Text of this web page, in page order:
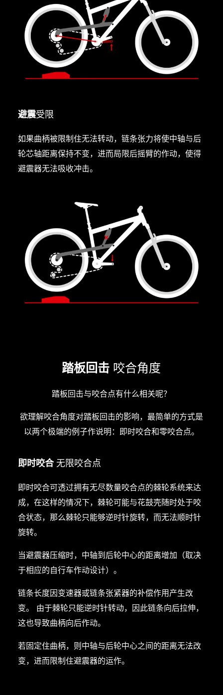
避震受限
如果曲柄被限制住无法转动，链条张力将使中轴与后
轮芯轴距离保持不变，进而局限后摇臂的作动，使得
避震器无法吸收冲击。
踏板回击 咬合角度
踏板回击与咬合点有什么相关呢？
欲理解咬合角度对踏板回击的影响，最简单的方式是
以两个极端的例子作说明：即时咬合和零咬合点。
即时咬合 无限咬合点
即时咬合可透过拥有无尽数量咬合点的棘轮系统来达
成，在这样的情况下，棘轮可能与花鼓壳随时处于咬
合状态，那么棘轮只能够逆时针旋转，而无法顺时针
旋转。
当避震器压缩时，中轴到后轮中心的距离增加（取决
于相应的自行车作动设计）。
链条长度因变速器或链条张紧器的补偿作用产生改
变。 由于棘轮只能逆时针转动，因此链条向后拉伸，
这也导致曲柄向后作动。
若固定住曲柄，则中轴与后轮中心之间的距离无法改
变，进而限制住避震器的运作。